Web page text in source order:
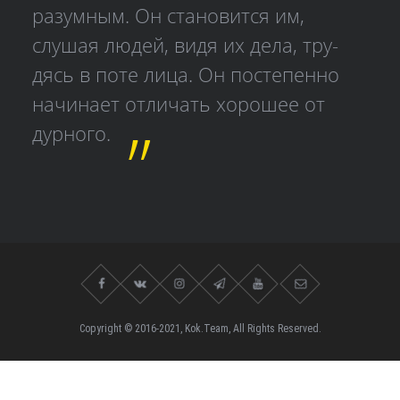
разумным. Он становится им,
слушая людей, видя их дела, тру­
дясь в поте лица. Он постепенно
начинает отличать хорошее от
дурного.
Copyright © 2016-2021, Kok.Team, All Rights Reserved.